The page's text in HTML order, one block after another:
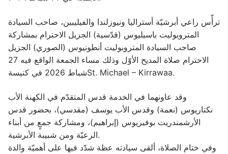
ترأّس راعي أبرشيّة أستراليا ونيوزلندا والفيليبين، صاحب السيادة
المتروبوليت باسيليوس (قدّسية) الجزيل الاحترام بمشاركة
صاحب السيادة المتروبوليت أنطونيوس (الصوري) الجزيل
الاحترام صلاة المديح الأوّل وذلك مساء الجمعة الواقع فيه 27
شباط 2026 في كنيسةSt. Michael – Kirrawaa.
وقد عاونهما في الخدمة قدس المتقدّم في الكهنة الأب
نكتاريوس (نعمة) وقدس الأب يوسف (مقدسي)، بحضور قدس
الأرشمندريت بوفيريوس (إبراهيم)، ومشاركة جمعٍ من أبناء
الرعيّة ومن شبيبة الأبرشية.
وفي ختام الصلاة، ألقى سيادته عظة شدّد فيها على أهميّة والدة